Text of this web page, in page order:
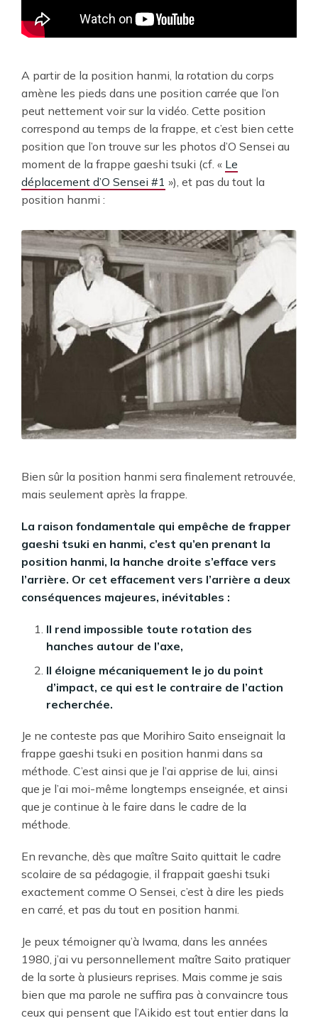
A partir de la position hanmi, la rotation du corps
amène les pieds dans une position carrée que l’on
peut nettement voir sur la vidéo. Cette position
correspond au temps de la frappe, et c’est bien cette
position que l’on trouve sur les photos d’O Sensei au
moment de la frappe gaeshi tsuki (cf. « Le
déplacement d’O Sensei #1 »), et pas du tout la
position hanmi :
Bien sûr la position hanmi sera finalement retrouvée,
mais seulement après la frappe.
La raison fondamentale qui empêche de frapper
gaeshi tsuki en hanmi, c’est qu’en prenant la
position hanmi, la hanche droite s’efface vers
l’arrière. Or cet effacement vers l’arrière a deux
conséquences majeures, inévitables :
Il rend impossible toute rotation des
hanches autour de l’axe,
Il éloigne mécaniquement le jo du point
d’impact, ce qui est le contraire de l’action
recherchée.
Je ne conteste pas que Morihiro Saito enseignait la
frappe gaeshi tsuki en position hanmi dans sa
méthode. C’est ainsi que je l’ai apprise de lui, ainsi
que je l’ai moi-même longtemps enseignée, et ainsi
que je continue à le faire dans le cadre de la
méthode.
En revanche, dès que maître Saito quittait le cadre
scolaire de sa pédagogie, il frappait gaeshi tsuki
exactement comme O Sensei, c’est à dire les pieds
en carré, et pas du tout en position hanmi.
Je peux témoigner qu’à Iwama, dans les années
1980, j’ai vu personnellement maître Saito pratiquer
de la sorte à plusieurs reprises. Mais comme je sais
bien que ma parole ne suffira pas à convaincre tous
ceux qui pensent que l’Aikido est tout entier dans la